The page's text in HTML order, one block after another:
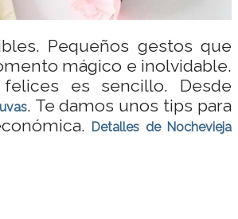
Pequeños gestos que
mágico e inolvidable.
es sencillo. Desde
uvas. Te damos unos tips para
Detalles de Nochevieja